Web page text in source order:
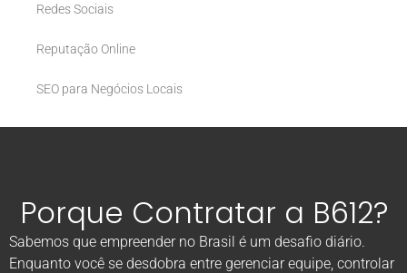
Redes Sociais
Reputação Online
SEO para Negócios Locais
Porque Contratar a B612?
Sabemos que empreender no Brasil é um desafio diário.
Enquanto você se desdobra entre gerenciar equipe, controlar